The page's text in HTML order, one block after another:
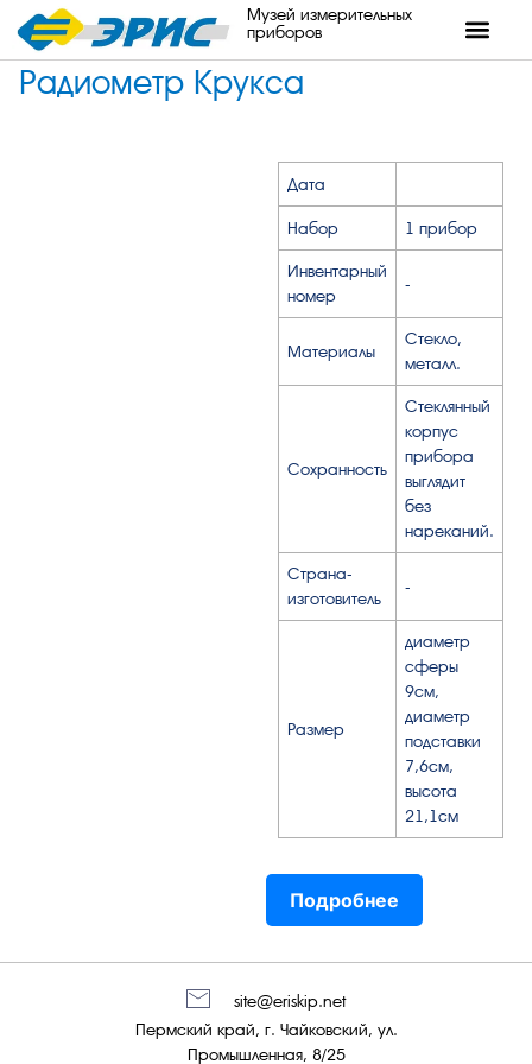
Музей измерительных
приборов
Радиометр Крукса
Дата
Набор 1 прибор
Инвентарный
номер
-
Материалы
Стекло,
металл.
Сохранность
Стеклянный
корпус
прибора
выглядит
без
нареканий.
Страна-
изготовитель
-
Размер
диаметр
сферы
9см,
диаметр
подставки
7,6см,
высота
21,1см
Подробнее
Пермский край, г. Чайковский, ул.
Промышленная, 8/25
site@eriskip.net